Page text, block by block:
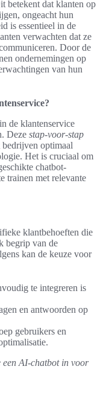
betekent dat klanten op
ongeacht hun
is essentieel in de
verwachten dat ze
Door de
ondernemingen op
van hun
de klantenservice
Deze stap-voor-stap
optimaal
Het is cruciaal om
chatbot-
trainen met relevante
klantbehoeften die
begrip van de
kan de keuze voor
te integreren is
en antwoorden op
gebruikers en
een AI-chatbot in voor